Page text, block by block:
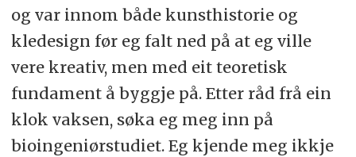
og var innom både kunsthistorie og
kledesign før eg falt ned på at eg ville
vere kreativ, men med eit teoretisk
fundament å byggje på. Etter råd frå ein
klok vaksen, søka eg meg inn på
bioingeniørstudiet. Eg kjende meg ikkje